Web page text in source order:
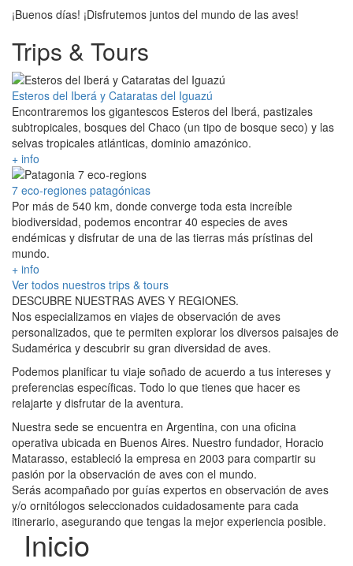
¡Buenos días! ¡Disfrutemos juntos del mundo de las aves!
Trips & Tours
Esteros del Iberá y Cataratas del Iguazú
Encontraremos los gigantescos Esteros del Iberá, pastizales
subtropicales, bosques del Chaco (un tipo de bosque seco) y las
selvas tropicales atlánticas, dominio amazónico.
+ info
7 eco-regiones patagónicas
Por más de 540 km, donde converge toda esta increíble
biodiversidad, podemos encontrar 40 especies de aves
endémicas y disfrutar de una de las tierras más prístinas del
mundo.
+ info
Ver todos nuestros trips & tours
DESCUBRE NUESTRAS AVES Y REGIONES.
Nos especializamos en viajes de observación de aves
personalizados, que te permiten explorar los diversos paisajes de
Sudamérica y descubrir su gran diversidad de aves.
Podemos planificar tu viaje soñado de acuerdo a tus intereses y
preferencias específicas. Todo lo que tienes que hacer es
relajarte y disfrutar de la aventura.
Nuestra sede se encuentra en Argentina, con una oficina
operativa ubicada en Buenos Aires. Nuestro fundador, Horacio
Matarasso, estableció la empresa en 2003 para compartir su
pasión por la observación de aves con el mundo.
Serás acompañado por guías expertos en observación de aves
y/o ornitólogos seleccionados cuidadosamente para cada
itinerario, asegurando que tengas la mejor experiencia posible.
Inicio